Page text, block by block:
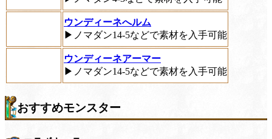
ウンディーネへルム
▶ノマダン14-5などで素材を入手可能
ウンディーネアーマー
▶ノマダン14-5などで素材を入手可能
おすすめモンスター